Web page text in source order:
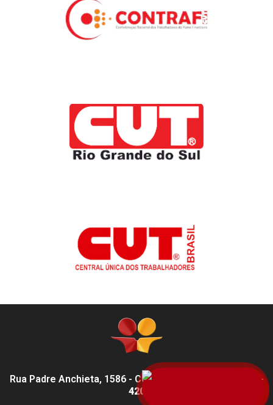
Rua Padre Anchieta, 1586 - Centro, Pelotas - RS,
96015-
420